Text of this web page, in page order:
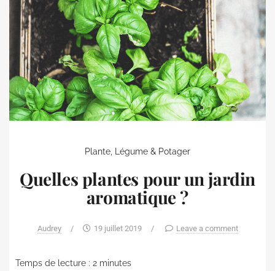
Plante, Légume & Potager
Quelles plantes pour un jardin
aromatique ?
Audrey / 19 juillet 2019 / Leave a comment
Temps de lecture : 2 minutes